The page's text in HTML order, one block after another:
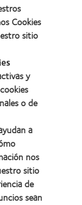
Cookies
sitio
y
o de
a
nos
sitio
de
sean